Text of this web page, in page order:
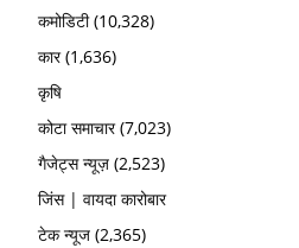
कमोडिटी(10,328)
कार(1,636)
कृषि
कोटा समाचार(7,023)
गैजेट्स न्यूज़ (2,523)
जिंस | वायदा कारोबार
टेक न्यूज (2,365)